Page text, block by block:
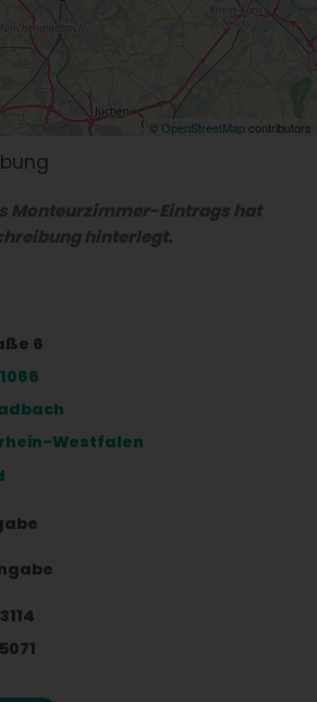
©OpenStreetMapcontributors
Monteurzimmer-Eintrags hat
hinterlegt.
6
Westfalen